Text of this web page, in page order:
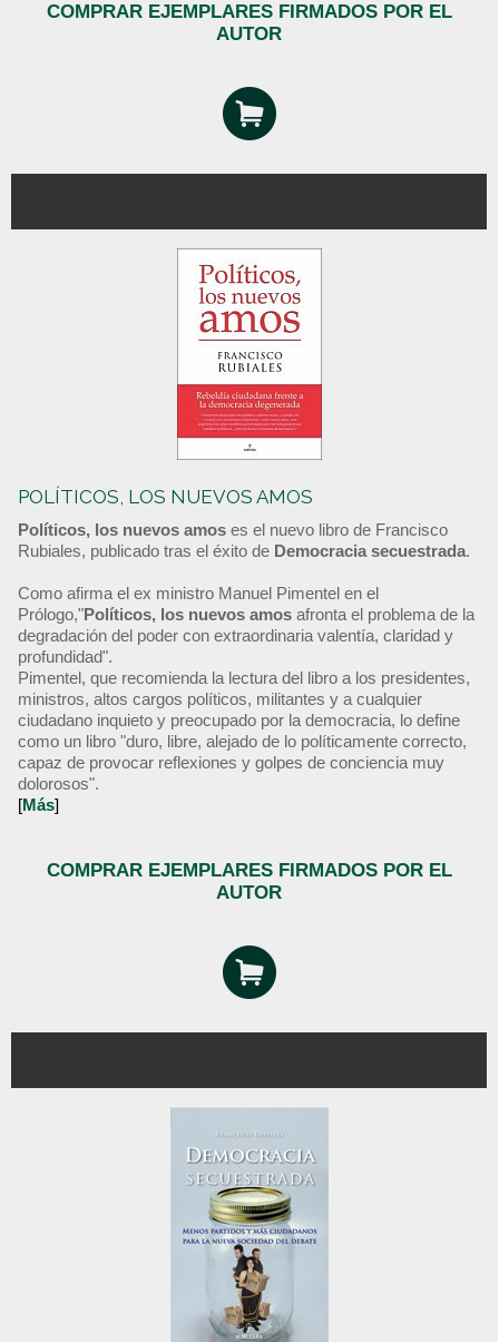
COMPRAR EJEMPLARES FIRMADOS POR EL
AUTOR
POLÍTICOS, LOS NUEVOS AMOS
Políticos, los nuevos amos es el nuevo libro de Francisco
Rubiales, publicado tras el éxito de Democracia secuestrada.
Como afirma el ex ministro Manuel Pimentel en el
Prólogo,"Políticos, los nuevos amos afronta el problema de la
degradación del poder con extraordinaria valentía, claridad y
profundidad".
Pimentel, que recomienda la lectura del libro a los presidentes,
ministros, altos cargos políticos, militantes y a cualquier
ciudadano inquieto y preocupado por la democracia, lo define
como un libro "duro, libre, alejado de lo políticamente correcto,
capaz de provocar reflexiones y golpes de conciencia muy
dolorosos".
[Más]
COMPRAR EJEMPLARES FIRMADOS POR EL
AUTOR